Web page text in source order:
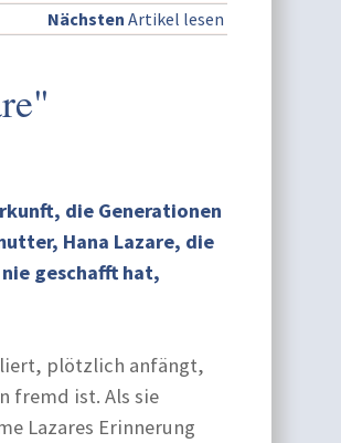
Nächsten Artikel lesen
die Generationen
Hana Lazare, die
geschafft hat,
plötzlich anfängt,
fremd ist. Als sie
Lazares Erinnerung